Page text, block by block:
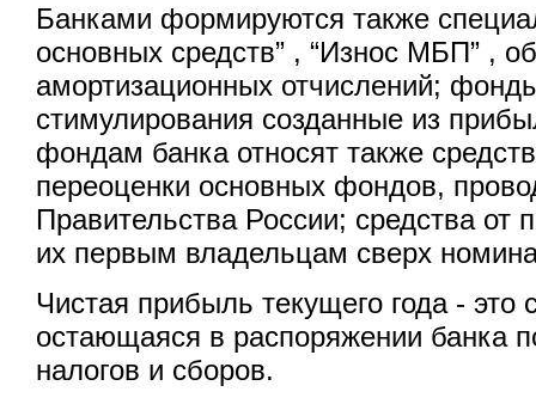
Банками формируются также
основных средств” , “Износ МБП” ,
амортизационных отчислений;
стимулирования созданные из
фондам банка относят также
переоценки основных фондов,
Правительства России; средства от
их первым владельцам сверх
Чистая прибыль текущего года -
остающаяся в распоряжении банка
налогов и сборов.